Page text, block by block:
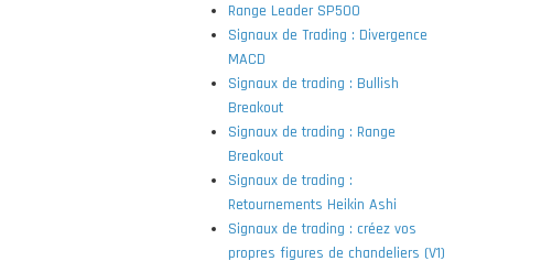
Range Leader SP500
Signaux de Trading : Divergence
MACD
Signaux de trading : Bullish
Breakout
Signaux de trading : Range
Breakout
Signaux de trading :
Retournements Heikin Ashi
Signaux de trading : créez vos
propres figures de chandeliers (V1)